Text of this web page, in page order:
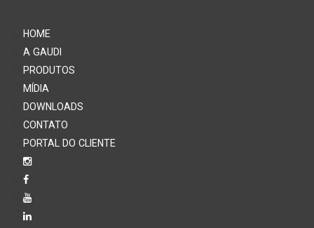
HOME
A GAUDI
PRODUTOS
MÍDIA
DOWNLOADS
CONTATO
PORTAL DO CLIENTE